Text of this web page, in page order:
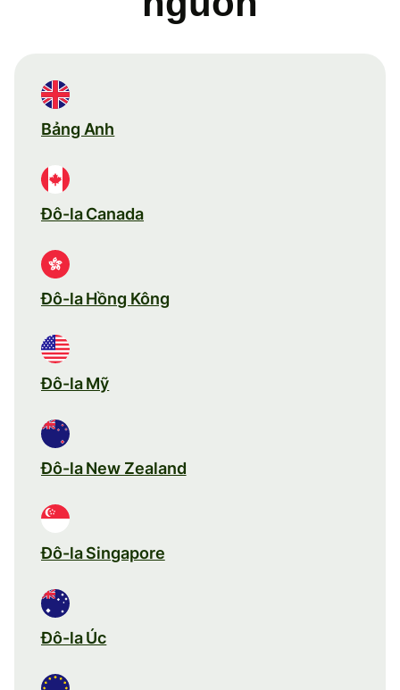
Bảng Anh
Đô-la Canada
Đô-la Hồng Kông
Đô-la Mỹ
Đô-la New Zealand
Đô-la Singapore
Đô-la Úc